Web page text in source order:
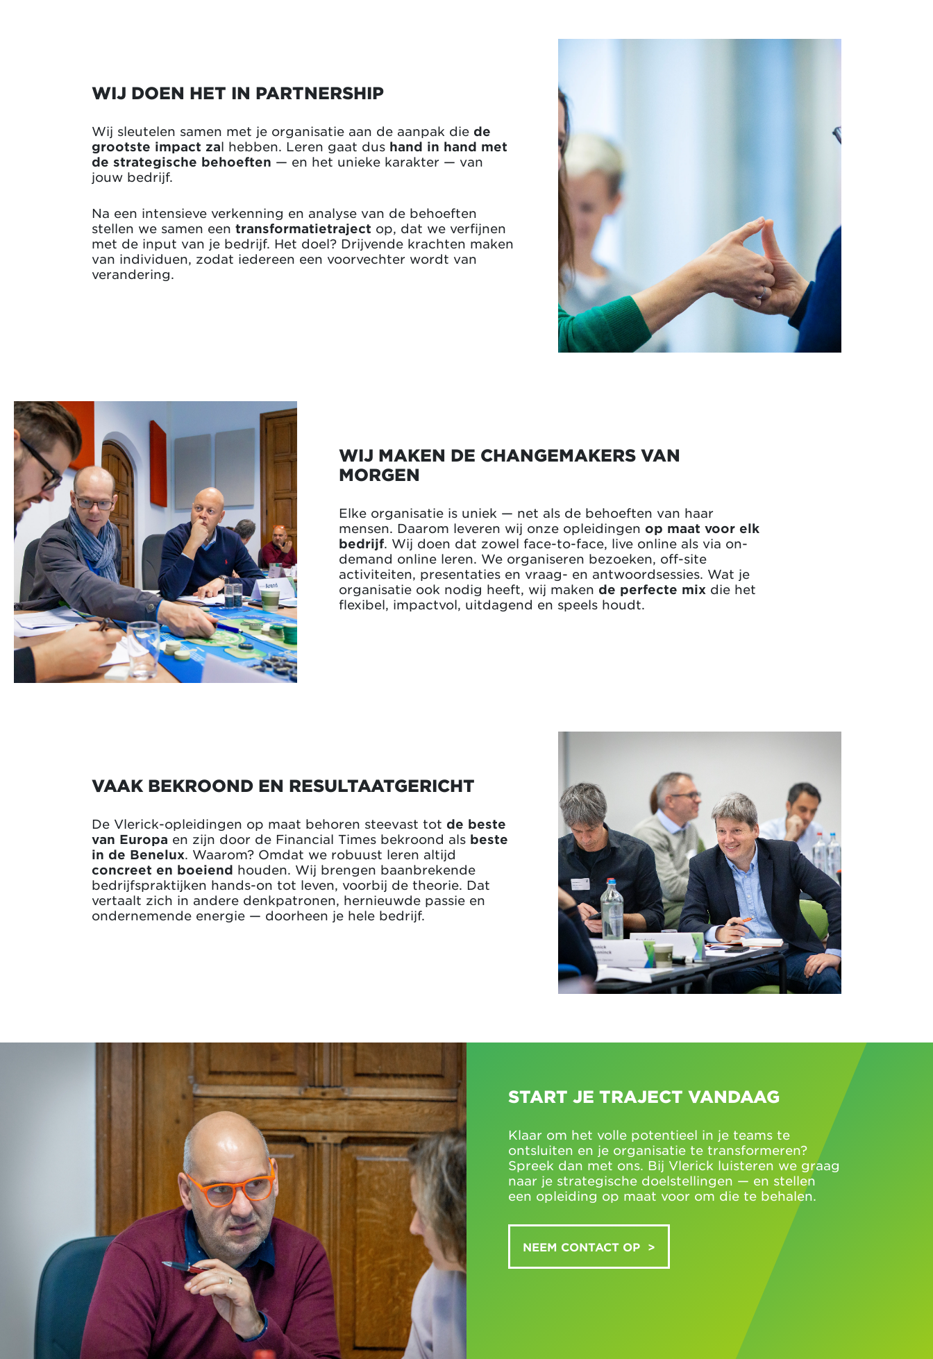
WIJ DOEN HET IN PARTNERSHIP
Wij sleutelen samen met je organisatie aan de aanpak die de
grootste impact zal hebben. Leren gaat dus hand in hand met
de strategische behoeften — en het unieke karakter — van
jouw bedrijf.
Na een intensieve verkenning en analyse van de behoeften
stellen we samen een transformatietraject op, dat we verfijnen
met de input van je bedrijf. Het doel? Drijvende krachten maken
van individuen, zodat iedereen een voorvechter wordt van
verandering.
WIJ MAKEN DE CHANGEMAKERS VAN
MORGEN
Elke organisatie is uniek — net als de behoeften van haar
mensen. Daarom leveren wij onze opleidingen op maat voor elk
bedrijf. Wij doen dat zowel face-to-face, live online als via on-
demand online leren. We organiseren bezoeken, off-site
activiteiten, presentaties en vraag- en antwoordsessies. Wat je
organisatie ook nodig heeft, wij maken de perfecte mix die het
flexibel, impactvol, uitdagend en speels houdt.
VAAK BEKROOND EN RESULTAATGERICHT
De Vlerick-opleidingen op maat behoren steevast tot de beste
van Europa en zijn door de Financial Times bekroond als beste
in de Benelux. Waarom? Omdat we robuust leren altijd
concreet en boeiend houden. Wij brengen baanbrekende
bedrijfspraktijken hands-on tot leven, voorbij de theorie. Dat
vertaalt zich in andere denkpatronen, hernieuwde passie en
ondernemende energie — doorheen je hele bedrijf.
START JE TRAJECT VANDAAG
Klaar om het volle potentieel in je teams te
ontsluiten en je organisatie te transformeren?
Spreek dan met ons. Bij Vlerick luisteren we graag
naar je strategische doelstellingen — en stellen
een opleiding op maat voor om die te behalen.
NEEM CONTACT OP